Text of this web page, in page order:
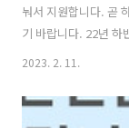
눠서 지원합니다. 곧
기 바랍니다. 22년 하
15. (수) 18:00까지
법 : 청소년 본인 명의
폰이 없거나 지역화
2023. 2. 11.